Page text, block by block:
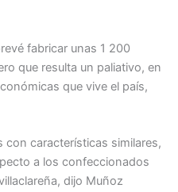
fabricar unas 1 200
que resulta un paliativo, en
que vive el país,
con características similares,
a los confeccionados
dijo Muñoz